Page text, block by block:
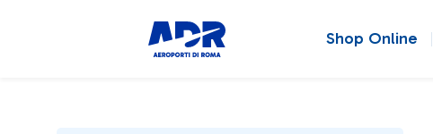
Shop Online